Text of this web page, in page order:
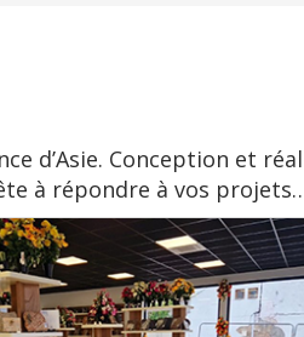
d’Asie. Conception et
à répondre à vos